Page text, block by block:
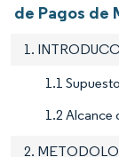
de Pagos de
1.
1.1
1.2 Alcance
2.